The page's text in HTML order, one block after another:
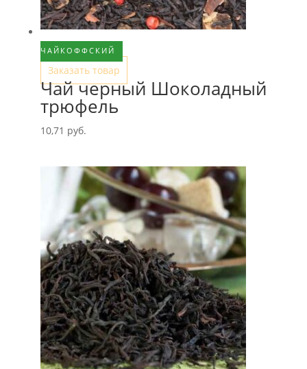
ЧАЙКОФФСКИЙ
Заказать товар
Чай черный Шоколадный
трюфель
10,71 руб.